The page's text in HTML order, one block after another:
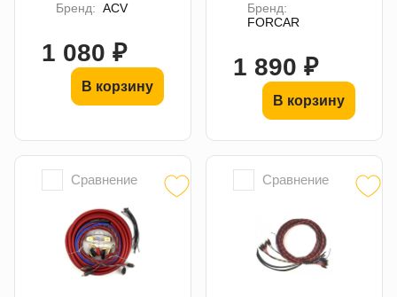
Бренд: ACV
1 080 ₽
В корзину
Бренд:
FORCAR
1 890 ₽
В корзину
Сравнение Сравнение